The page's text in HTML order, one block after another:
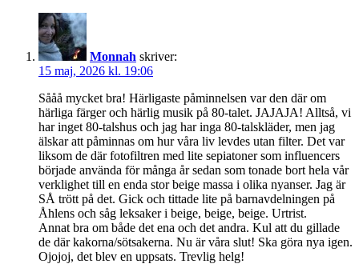
Monnah skriver:
15 maj, 2026 kl. 19:06
Sååå mycket bra! Härligaste påminnelsen var den där om
härliga färger och härlig musik på 80-talet. JAJAJA! Alltså, vi
har inget 80-talshus och jag har inga 80-talskläder, men jag
älskar att påminnas om hur våra liv levdes utan filter. Det var
liksom de där fotofiltren med lite sepiatoner som influencers
började använda för många år sedan som tonade bort hela vår
verklighet till en enda stor beige massa i olika nyanser. Jag är
SÅ trött på det. Gick och tittade lite på barnavdelningen på
Åhlens och såg leksaker i beige, beige, beige. Urtrist.
Annat bra om både det ena och det andra. Kul att du gillade
de där kakorna/sötsakerna. Nu är våra slut! Ska göra nya igen.
Ojojoj, det blev en uppsats. Trevlig helg!